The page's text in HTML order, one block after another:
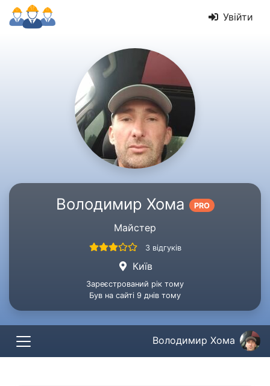
Увійти
Володимир Хома PRO
Майстер
3 відгуків
Київ
Зареєстрований рік тому
Був на сайті 9 днів тому
Володимир Хома